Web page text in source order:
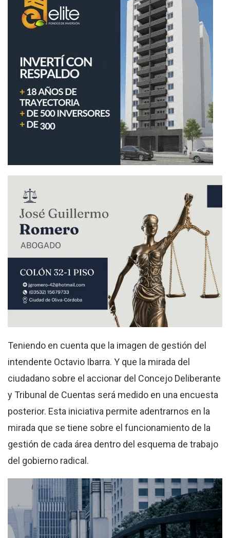
Teniendo en cuenta que la imagen de gestión del
intendente Octavio Ibarra. Y que la mirada del
ciudadano sobre el accionar del Concejo Deliberante
y Tribunal de Cuentas será medido en una encuesta
posterior. Esta iniciativa permite adentrarnos en la
mirada que se tiene sobre el funcionamiento de la
gestión de cada área dentro del esquema de trabajo
del gobierno radical.